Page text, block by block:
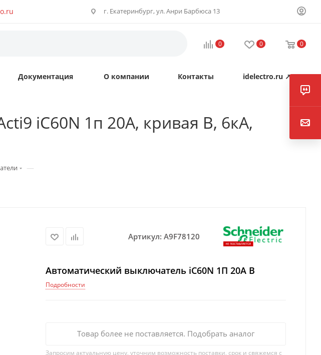
г. Екатеринбург, ул. Анри Барбюса 13
0 0 0
Документация О компании Контакты idelectro.ru ↗
iC60N 1п 20А, кривая B, 6кА,
—
Артикул: A9F78120
Автоматический выключатель iC60N 1П 20A B
Подробности
Товар более не поставляется. Подобрать аналог
Запросим актуальную цену, уточним возможность поставки, срок и свяжемся с